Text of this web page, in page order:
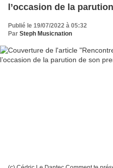
l’occasion de la
Publié le 19/07/2022 à 05:32
Par Steph Musicnation